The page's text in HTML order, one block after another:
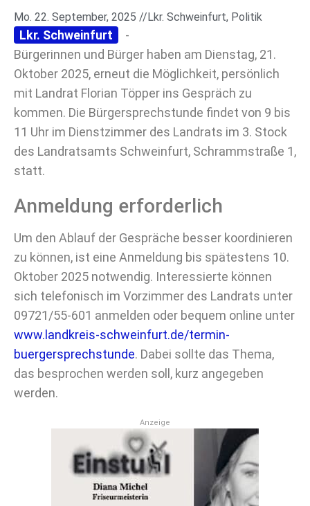
Mo. 22. September, 2025 //Lkr. Schweinfurt, Politik
Lkr. Schweinfurt
-
Bürgerinnen und Bürger haben am Dienstag, 21.
Oktober 2025, erneut die Möglichkeit, persönlich
mit Landrat Florian Töpper ins Gespräch zu
kommen. Die Bürgersprechstunde findet von 9 bis
11 Uhr im Dienstzimmer des Landrats im 3. Stock
des Landratsamts Schweinfurt, Schrammstraße 1,
statt.
Anmeldung erforderlich
Um den Ablauf der Gespräche besser koordinieren
zu können, ist eine Anmeldung bis spätestens 10.
Oktober 2025 notwendig. Interessierte können
sich telefonisch im Vorzimmer des Landrats unter
09721/55-601 anmelden oder bequem online unter
www.landkreis-schweinfurt.de/termin-
buergersprechstunde. Dabei sollte das Thema,
das besprochen werden soll, kurz angegeben
werden.
Anzeige